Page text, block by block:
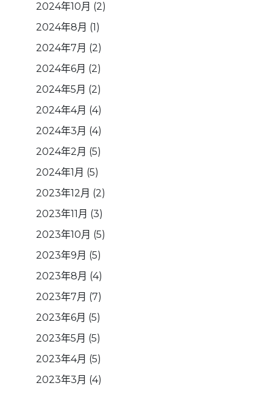
2024年10月 (2)
2024年8月 (1)
2024年7月 (2)
2024年6月 (2)
2024年5月 (2)
2024年4月 (4)
2024年3月 (4)
2024年2月 (5)
2024年1月 (5)
2023年12月 (2)
2023年11月 (3)
2023年10月 (5)
2023年9月 (5)
2023年8月 (4)
2023年7月 (7)
2023年6月 (5)
2023年5月 (5)
2023年4月 (5)
2023年3月 (4)